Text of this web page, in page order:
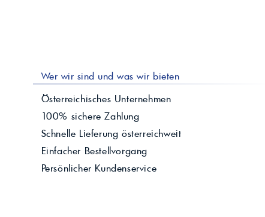
Wer wir sind und was wir bieten
Österreichisches Unternehmen
100% sichere Zahlung
Schnelle Lieferung österreichweit
Einfacher Bestellvorgang
Persönlicher Kundenservice